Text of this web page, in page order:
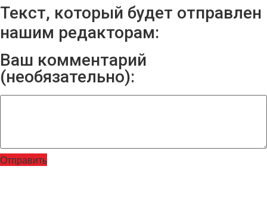
Текст, который будет отправлен
нашим редакторам:
Ваш комментарий
(необязательно):
Отправить